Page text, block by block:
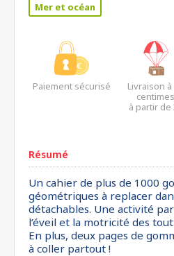
Mer et océan
Paiement sécurisé
Livraison à
centimes
à partir de
Résumé
Un cahier de plus de 1000
géométriques à replacer
détachables. Une activité
l’éveil et la motricité des
En plus, deux pages de
à coller partout !